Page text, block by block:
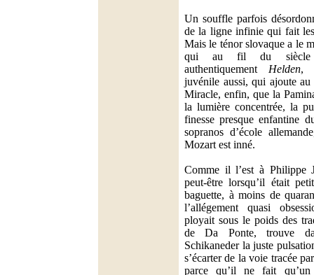
Un souffle parfois
de la ligne infinie qui fait
Mais le ténor slovaque a le
qui au fil du siècle
authentiquement Helden,
juvénile aussi, qui ajoute
Miracle, enfin, que la
la lumière concentrée, la
finesse presque enfantine
sopranos d’école
Mozart est inné.
Comme il l’est à Philippe
peut-être lorsqu’il était
baguette, à moins de
l’allégement quasi
ployait sous le poids des
de Da Ponte, trouve
Schikaneder la juste
s’écarter de la voie tracée
parce qu’il ne fait qu’un